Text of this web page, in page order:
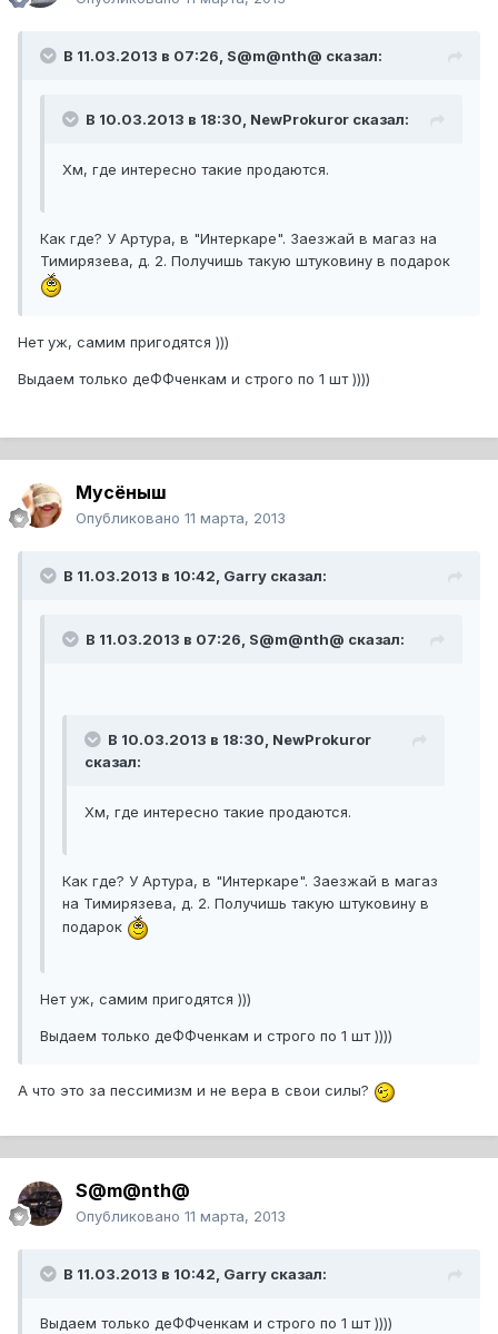
В 11.03.2013 в 07:26, S@m@nth@ сказал:
В 10.03.2013 в 18:30, NewProkuror сказал:
Хм, где интересно такие продаются.
Как где? У Артура, в "Интеркаре". Заезжай в магаз на
Тимирязева, д. 2. Получишь такую штуковину в подарок
Нет уж, самим пригодятся )))
Выдаем только деФФченкам и строго по 1 шт ))))
Мусёныш
Опубликовано 11 марта, 2013
В 11.03.2013 в 10:42, Garry сказал:
В 11.03.2013 в 07:26, S@m@nth@ сказал:
В 10.03.2013 в 18:30, NewProkuror
сказал:
Хм, где интересно такие продаются.
Как где? У Артура, в "Интеркаре". Заезжай в магаз
на Тимирязева, д. 2. Получишь такую штуковину в
подарок
Нет уж, самим пригодятся )))
Выдаем только деФФченкам и строго по 1 шт ))))
А что это за пессимизм и не вера в свои силы?
S@m@nth@
Опубликовано 11 марта, 2013
В 11.03.2013 в 10:42, Garry сказал:
Выдаем только деФФченкам и строго по 1 шт ))))